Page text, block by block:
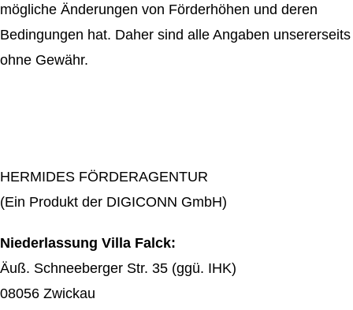
mögliche Änderungen von Förderhöhen und deren
Bedingungen hat. Daher sind alle Angaben unsererseits
ohne Gewähr.
HERMIDES FÖRDERAGENTUR
(Ein Produkt der DIGICONN GmbH)
Niederlassung Villa Falck:
Äuß. Schneeberger Str. 35 (ggü. IHK)
08056 Zwickau